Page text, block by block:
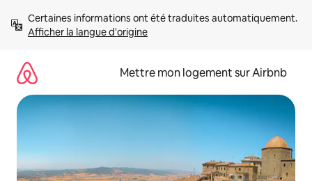
directement
Afficher la langue d'origine
Mettre mon logement sur Airbnb